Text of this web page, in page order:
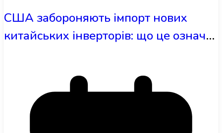
США забороняють імпорт нових
китайських інверторів: що це означає